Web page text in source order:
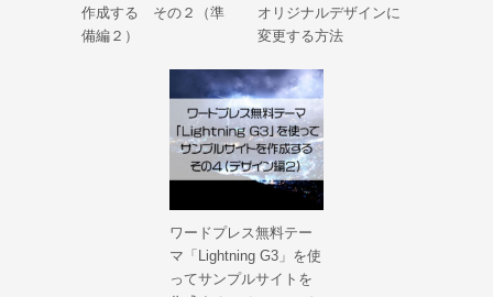
作成する その２（準
備編２）
オリジナルデザインに
変更する方法
ワードプレス無料テー
マ「Lightning G3」を使
ってサンプルサイトを